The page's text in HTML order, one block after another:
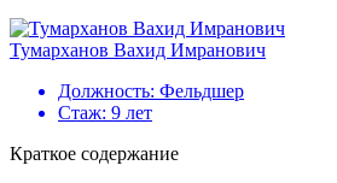
Тумарханов Вахид Имранович
Должность: Фельдшер
Стаж: 9 лет
Краткое содержание